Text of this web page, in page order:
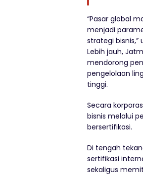
“Pasar global
menjadi
strategi bisnis,”
Lebih jauh,
mendorong
pengelolaan
tinggi.
Secara
bisnis melalui
bersertifikasi.
Di tengah
sertifikasi
sekaligus